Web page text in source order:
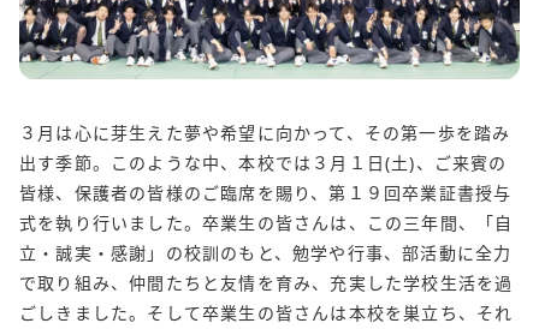
３月は心に芽生えた夢や希望に向かって、その第一歩を踏み
出す季節。このような中、本校では３月１日(土)、ご来賓の
皆様、保護者の皆様のご臨席を賜り、第１９回卒業証書授与
式を執り行いました。卒業生の皆さんは、この三年間、「自
立・誠実・感謝」の校訓のもと、勉学や行事、部活動に全力
で取り組み、仲間たちと友情を育み、充実した学校生活を過
ごしきました。そして卒業生の皆さんは本校を巣立ち、それ